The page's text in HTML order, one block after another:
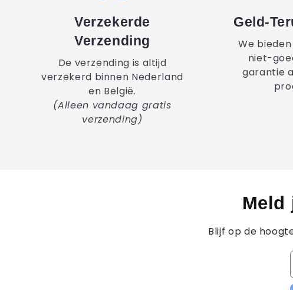
Verzekerde
Verzending
De verzending is altijd
verzekerd binnen Nederland
en België.
(Alleen vandaag gratis
verzending)
Geld-
We
niet-
garantie
Meld
Blijf op de